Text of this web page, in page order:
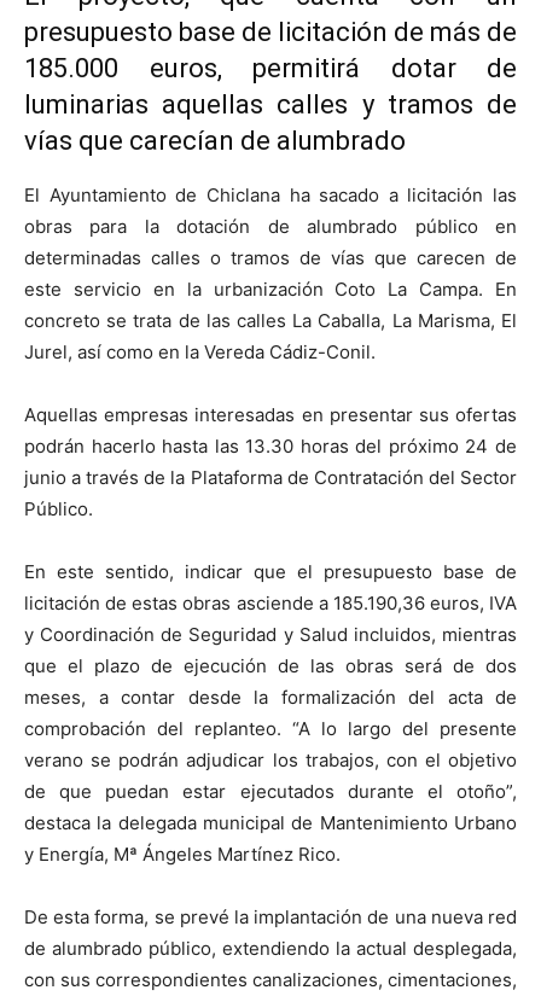
presupuesto base de licitación de más de
185.000 euros, permitirá dotar de
luminarias aquellas calles y tramos de
vías que carecían de alumbrado
El Ayuntamiento de Chiclana ha sacado a licitación las
obras para la dotación de alumbrado público en
determinadas calles o tramos de vías que carecen de
este servicio en la urbanización Coto La Campa. En
concreto se trata de las calles La Caballa, La Marisma, El
Jurel, así como en la Vereda Cádiz-Conil.
Aquellas empresas interesadas en presentar sus ofertas
podrán hacerlo hasta las 13.30 horas del próximo 24 de
junio a través de la Plataforma de Contratación del Sector
Público.
En este sentido, indicar que el presupuesto base de
licitación de estas obras asciende a 185.190,36 euros, IVA
y Coordinación de Seguridad y Salud incluidos, mientras
que el plazo de ejecución de las obras será de dos
meses, a contar desde la formalización del acta de
comprobación del replanteo. “A lo largo del presente
verano se podrán adjudicar los trabajos, con el objetivo
de que puedan estar ejecutados durante el otoño”,
destaca la delegada municipal de Mantenimiento Urbano
y Energía, Mª Ángeles Martínez Rico.
De esta forma, se prevé la implantación de una nueva red
de alumbrado público, extendiendo la actual desplegada,
con sus correspondientes canalizaciones, cimentaciones,